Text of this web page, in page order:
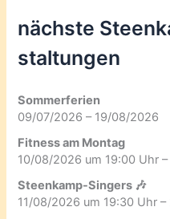
nächste
staltungen
Sommerferien
09/07/2026 – 19/08/2026
Fitness am Montag
10/08/2026 um 19:00 Uhr
Steenkamp-Singers 🎶
11/08/2026 um 19:30 Uhr –